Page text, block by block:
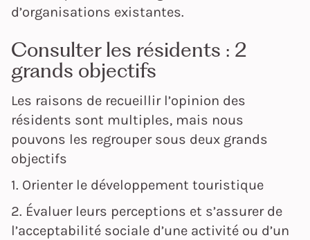
d’organisations existantes.
Consulter les résidents : 2
grands objectifs
Les raisons de recueillir l’opinion des
résidents sont multiples, mais nous
pouvons les regrouper sous deux grands
objectifs
1. Orienter le développement touristique
2. Évaluer leurs perceptions et s’assurer de
l’acceptabilité sociale d’une activité ou d’un